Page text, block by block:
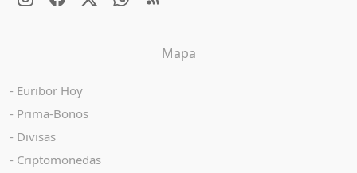
Mapa
Euribor Hoy
Prima-Bonos
Divisas
Criptomonedas